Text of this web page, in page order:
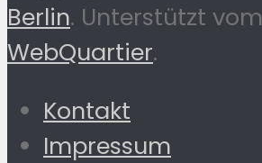
Berlin. Unterstützt vom
WebQuartier.
Kontakt
Impressum